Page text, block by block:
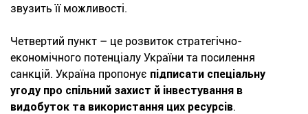
звузить її можливості.
Четвертий пункт – це розвиток стратегічно-
економічного потенціалу України та посилення
санкцій. Україна пропонує підписати спеціальну
угоду про спільний захист й інвестування в
видобуток та використання цих ресурсів.